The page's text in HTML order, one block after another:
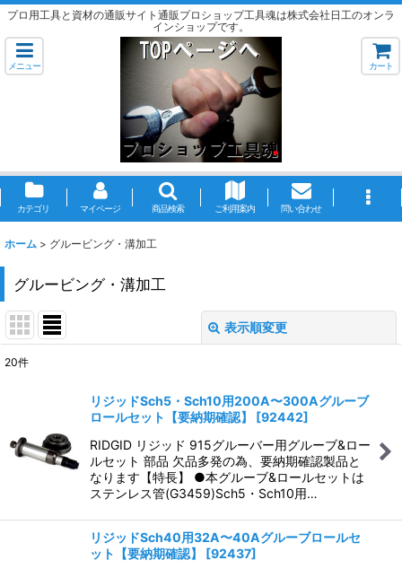
プロ用工具と資材の通販サイト通販プロショップ工具魂は株式会社日工のオンラ
インショップです。
メニュー カート
カテゴリ マイページ 商品検索 ご利用案内 問い合わせ
ホーム > グルービング・溝加工
グルービング・溝加工
表示順変更
絞り込む
20件
リジッドSch5・Sch10用200A〜300Aグルーブ
ロールセット【要納期確認】
[92442]
RIDGID リジッド 915グルーバー用グルーブ&ロー
ルセット 部品 欠品多発の為、要納期確認製品と
なります【特長】 ●本グルーブ&ロールセットは
ステンレス管(G3459)Sch5・Sch10用…
リジッドSch40用32A〜40Aグルーブロールセ
ット【要納期確認】
[92437]